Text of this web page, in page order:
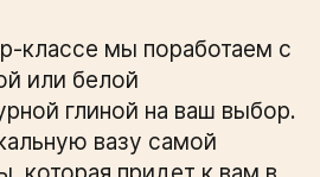
классе мы поработаем с
или белой
глиной на ваш выбор.
вазу самой